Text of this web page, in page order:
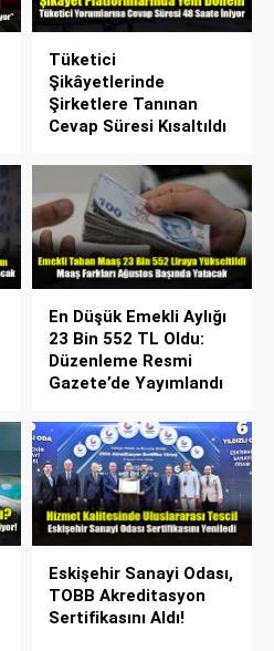
Tüketici
Şikâyetlerinde
Şirketlere Tanınan
Cevap Süresi Kısaltıldı
En Düşük Emekli Aylığı
23 Bin 552 TL Oldu:
Düzenleme Resmi
Gazete’de Yayımlandı
Eskişehir Sanayi Odası,
TOBB Akreditasyon
Sertifikasını Aldı!